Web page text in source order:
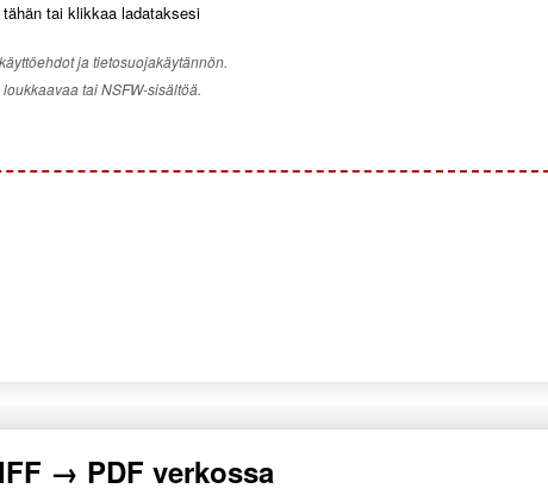
tai klikkaa ladataksesi
ja tietosuojakäytännön.
tai NSFW-sisältöä.
→ PDF verkossa